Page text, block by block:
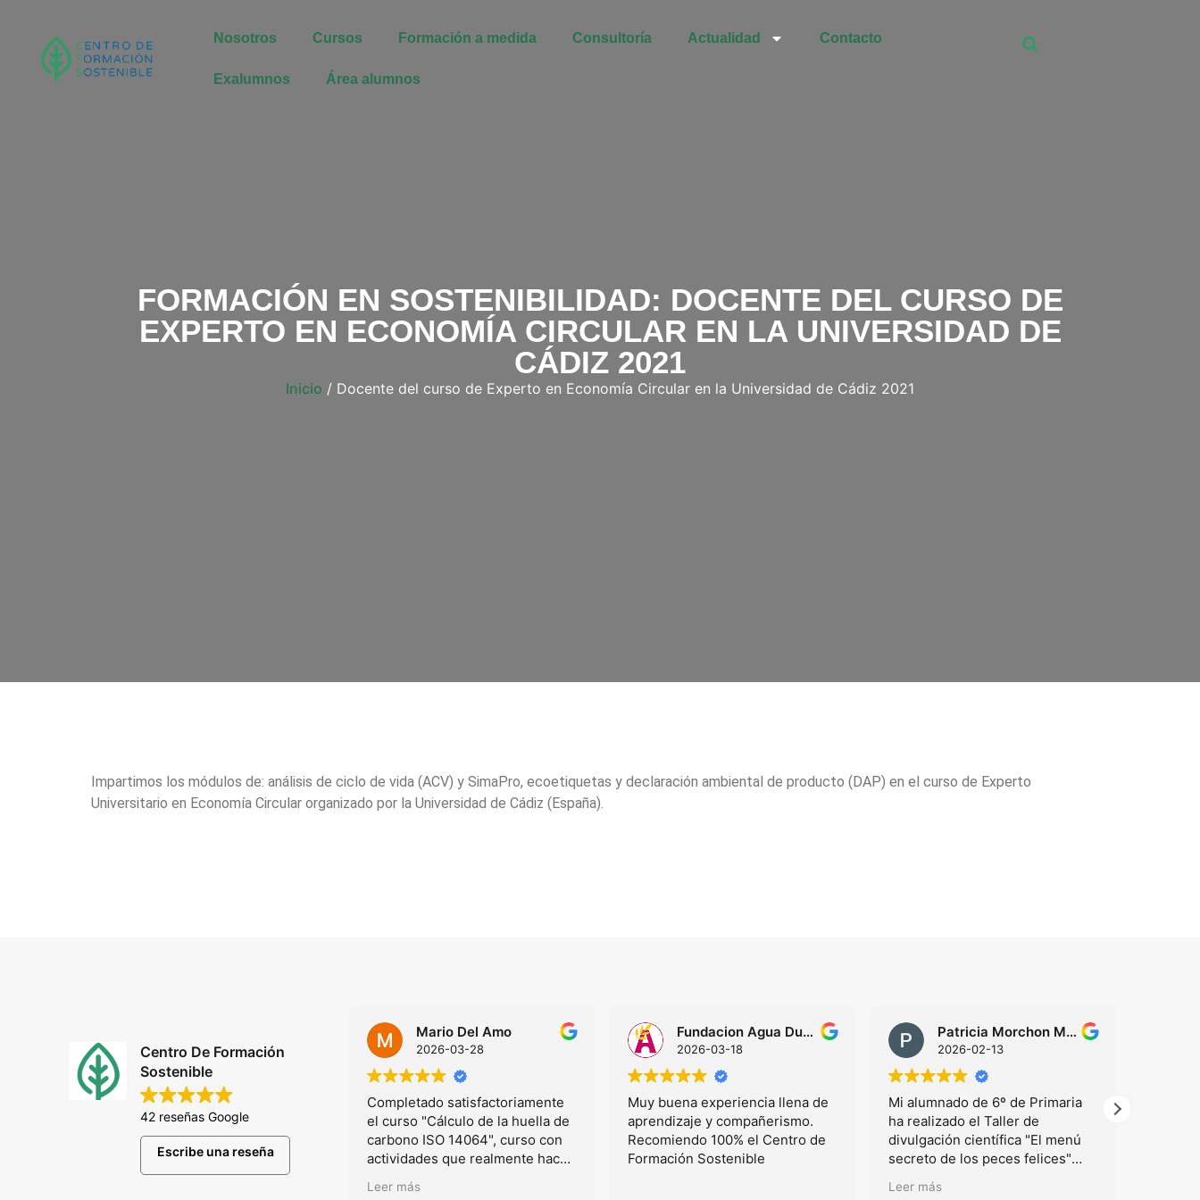
Nosotros Cursos Formación a medida Consultoría Actualidad Contacto
Exalumnos Área alumnos
FORMACIÓN EN SOSTENIBILIDAD: DOCENTE DEL CURSO DE
EXPERTO EN ECONOMÍA CIRCULAR EN LA UNIVERSIDAD DE
CÁDIZ 2021
Inicio / Docente del curso de Experto en Economía Circular en la Universidad de Cádiz 2021
Impartimos los módulos de: análisis de ciclo de vida (ACV) y SimaPro, ecoetiquetas y declaración ambiental de producto (DAP) en el curso de Experto
Universitario en Economía Circular organizado por la Universidad de Cádiz (España).
Centro De Formación
Sostenible
42 reseñas Google
Escribe una reseña
Mario Del Amo
2026-03-28
Completado satisfactoriamente
el curso "Cálculo de la huella de
carbono ISO 14064", curso con
actividades que realmente hacen
indagar en la materia y aplicar la
teoría y práctica a casos que
Leer más
Fundacion Agua Dulce
2026-03-18
Muy buena experiencia llena de
aprendizaje y compañerismo.
Recomiendo 100% el Centro de
Formación Sostenible
Patricia Morchon Mosquera
2026-02-13
Mi alumnado de 6º de Primaria
ha realizado el Taller de
divulgación científica "El menú
secreto de los peces felices"
financiado por la UCA. Jenny ha
sabido transmitir de forma clara y
Leer más